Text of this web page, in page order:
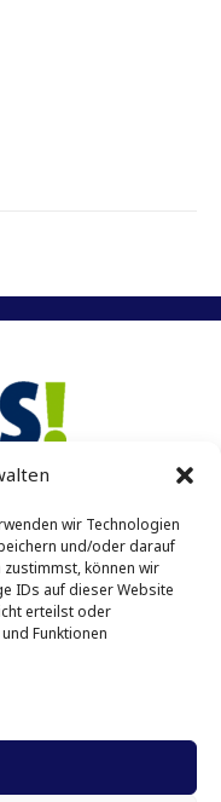
wir Technologien
und/oder darauf
können wir
IDs auf dieser Website
erteilst oder
Funktionen